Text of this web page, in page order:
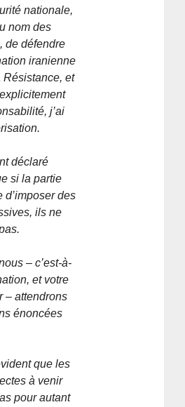
nationale,
nom des
de défendre
iranienne
Résistance, et
j’ai
déclaré
si la partie
d’imposer des
ils ne
– c’est-à-
et votre
– attendrons
énoncées
que les
à venir
pour autant